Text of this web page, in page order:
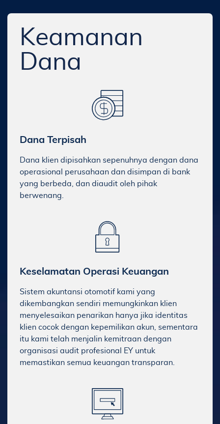
Keamanan
Dana
Dana Terpisah
Dana klien dipisahkan sepenuhnya dengan dana
operasional perusahaan dan disimpan di bank
yang berbeda, dan diaudit oleh pihak
berwenang.
Keselamatan Operasi Keuangan
Sistem akuntansi otomotif kami yang
dikembangkan sendiri memungkinkan klien
menyelesaikan penarikan hanya jika identitas
klien cocok dengan kepemilikan akun, sementara
itu kami telah menjalin kemitraan dengan
organisasi audit profesional EY untuk
memastikan semua keuangan transparan.